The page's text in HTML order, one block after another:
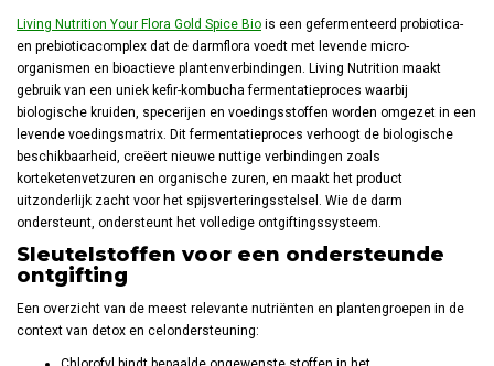
Living Nutrition Your Flora Gold Spice Bio is een gefermenteerd probiotica-
en prebioticacomplex dat de darmflora voedt met levende micro-
organismen en bioactieve plantenverbindingen. Living Nutrition maakt
gebruik van een uniek kefir-kombucha fermentatieproces waarbij
biologische kruiden, specerijen en voedingsstoffen worden omgezet in een
levende voedingsmatrix. Dit fermentatieproces verhoogt de biologische
beschikbaarheid, creëert nieuwe nuttige verbindingen zoals
korteketenvetzuren en organische zuren, en maakt het product
uitzonderlijk zacht voor het spijsverteringsstelsel. Wie de darm
ondersteunt, ondersteunt het volledige ontgiftingssysteem.
Sleutelstoffen voor een ondersteunde
ontgifting
Een overzicht van de meest relevante nutriënten en plantengroepen in de
context van detox en celondersteuning: